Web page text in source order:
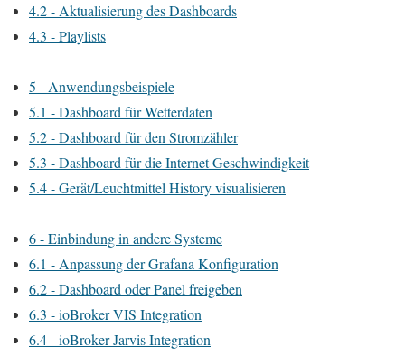
4.2 - Aktualisierung des Dashboards
4.3 - Playlists
5 - Anwendungsbeispiele
5.1 - Dashboard für Wetterdaten
5.2 - Dashboard für den Stromzähler
5.3 - Dashboard für die Internet Geschwindigkeit
5.4 - Gerät/Leuchtmittel History visualisieren
6 - Einbindung in andere Systeme
6.1 - Anpassung der Grafana Konfiguration
6.2 - Dashboard oder Panel freigeben
6.3 - ioBroker VIS Integration
6.4 - ioBroker Jarvis Integration